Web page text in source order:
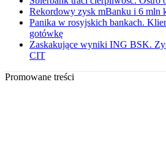
Rekordowy zysk mBanku i 6 mln
Panika w rosyjskich bankach.
gotówkę
Zaskakujące wyniki ING BSK.
CIT
Promowane treści